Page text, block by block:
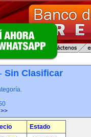
Sin Clasificar
Estado